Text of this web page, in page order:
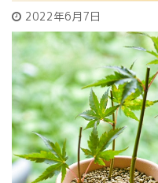
2022年6月7日